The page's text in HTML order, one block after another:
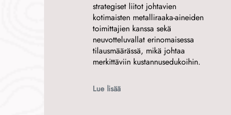
strategiset liitot johtavien
kotimaisten metalliraaka-aineiden
toimittajien kanssa sekä
neuvotteluvallat erinomaisessa
tilausmäärässä, mikä johtaa
merkittäviin kustannusedukoihin.
Lue lisää